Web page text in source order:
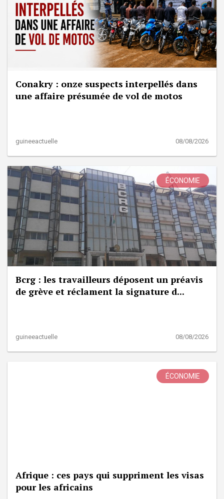
Conakry : onze suspects interpellés dans
une affaire présumée de vol de motos
guineeactuelle 08/08/2026
ÉCONOMIE
Bcrg : les travailleurs déposent un préavis
de grève et réclament la signature d...
guineeactuelle 08/08/2026
ÉCONOMIE
Afrique : ces pays qui suppriment les visas
pour les africains